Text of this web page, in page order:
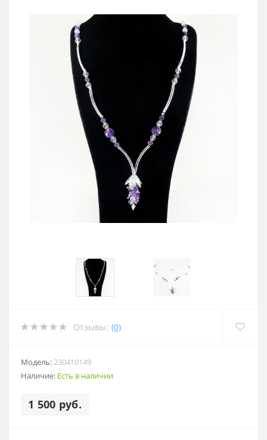
Отзывы: (0)
Модель:230410149
Наличие: Есть в наличии
1 500 руб.